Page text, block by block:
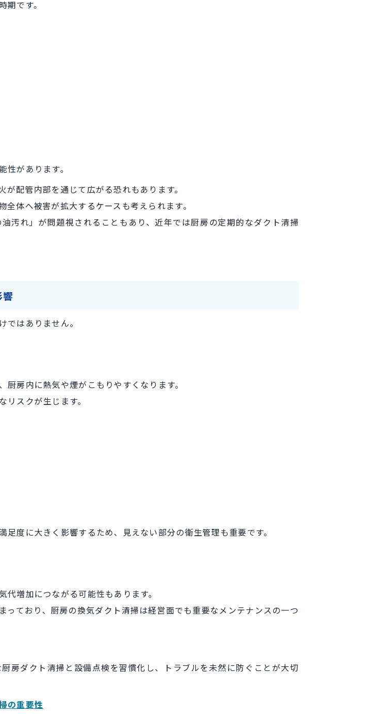
です。
があります。
配管内部を通じて広がる恐れもあります。
体へ被害が拡大するケースも考えられます。
汚れ」が問題視されることもあり、近年では厨房の定期的なダクト清掃
はありません。
房内に熱気や煙がこもりやすくなります。
スクが生じます。
度に大きく影響するため、見えない部分の衛生管理も重要です。
増加につながる可能性もあります。
ており、厨房の換気ダクト清掃は経営面でも重要なメンテナンスの一つ
房ダクト清掃と設備点検を習慣化し、トラブルを未然に防ぐことが大切
の重要性